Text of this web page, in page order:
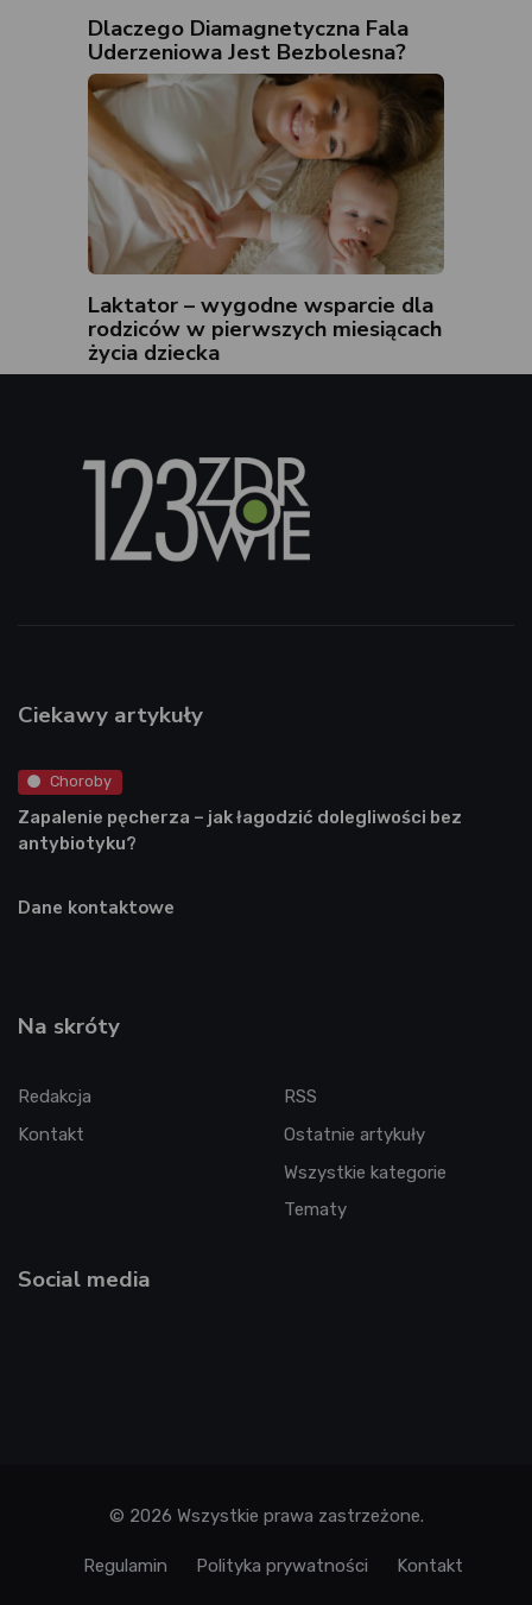
Dlaczego Diamagnetyczna Fala
Uderzeniowa Jest Bezbolesna?
Laktator – wygodne wsparcie dla
rodziców w pierwszych miesiącach
życia dziecka
Ciekawy artykuły
Choroby
Zapalenie pęcherza – jak łagodzić dolegliwości bez
antybiotyku?
Dane kontaktowe
Na skróty
Redakcja
Kontakt
RSS
Ostatnie artykuły
Wszystkie kategorie
Tematy
Social media
© 2026 Wszystkie prawa zastrzeżone.
Regulamin Polityka prywatności Kontakt